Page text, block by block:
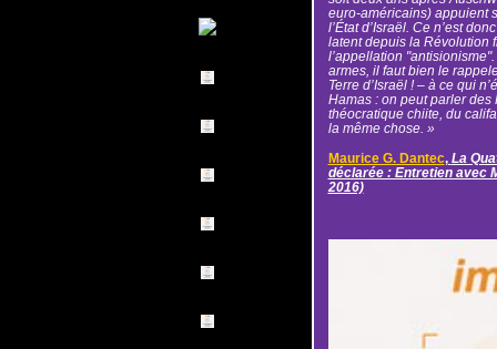
euro-américains) appuient
l’État d’Israël. Ce n’est
latent depuis la Révolution
l’appellation
armes, il faut bien le
Terre d’Israël ! – à ce qui
Hamas : on peut parler
théocratique chiite, du
la même chose. »
Maurice G. Dantec, La
déclarée : Entretien avec
2016)